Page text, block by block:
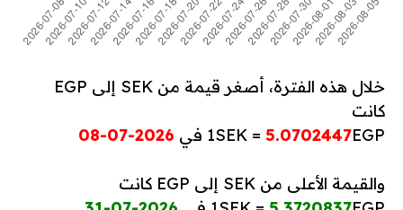
خلال هذه الفترة، أصغر قيمة من SEK إلى EGP
كانت
1SEK = 5.0702447EGP في 2026-07-08
والقيمة الأعلى من SEK إلى EGP كانت